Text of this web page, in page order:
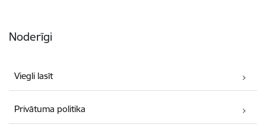
Noderīgi
Viegli lasīt
Privātuma politika